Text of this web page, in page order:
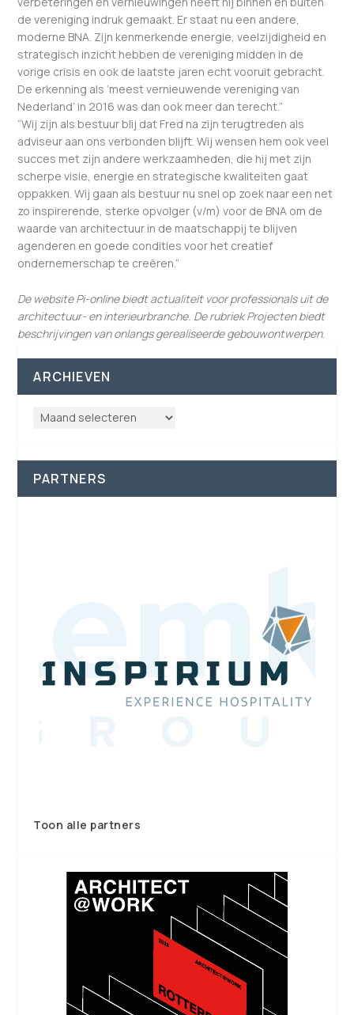
de vereniging indruk gemaakt. Er staat nu een andere,
moderne BNA. Zijn kenmerkende energie, veelzijdigheid en
strategisch inzicht hebben de vereniging midden in de
vorige crisis en ook de laatste jaren echt vooruit gebracht.
De erkenning als ‘meest vernieuwende vereniging van
Nederland’ in 2016 was dan ook meer dan terecht.”
“Wij zijn als bestuur blij dat Fred na zijn terugtreden als
adviseur aan ons verbonden blijft. Wij wensen hem ook veel
succes met zijn andere werkzaamheden, die hij met zijn
scherpe visie, energie en strategische kwaliteiten gaat
oppakken. Wij gaan als bestuur nu snel op zoek naar een net
zo inspirerende, sterke opvolger (v/m) voor de BNA om de
waarde van architectuur in de maatschappij te blijven
agenderen en goede condities voor het creatief
ondernemerschap te creëren.”
De website Pi-online biedt actualiteit voor professionals uit de
architectuur- en interieurbranche. De rubriek Projecten biedt
beschrijvingen van onlangs gerealiseerde gebouwontwerpen.
ARCHIEVEN
PARTNERS
Toon alle partners